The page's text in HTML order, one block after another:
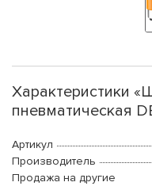
Характеристики
пневматическая
Артикул
Производитель
Продажа на другие